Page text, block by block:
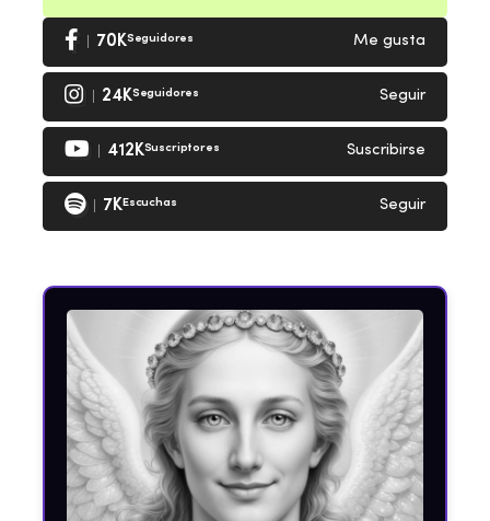
70KSeguidores Me gusta
24KSeguidores Seguir
412KSuscriptores Suscribirse
7KEscuchas Seguir